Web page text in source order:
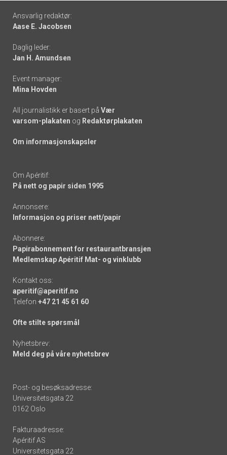
Footer
-
links
Ansvarlig redaktør:
Aase E. Jacobsen
Daglig leder:
Jan H. Amundsen
Event manager:
Mina Hovden
All journalistikk er basert på Vær
varsom-plakaten og Redaktørplakaten
Om informasjonskapsler
Om Apéritif:
På nett og papir siden 1995
Annonsere:
Informasjon og priser nett/papir
Abonnere:
Papirabonnement for restaurantbransjen
Medlemskap Apéritif Mat- og vinklubb
Kontakt oss:
aperitif@aperitif.no
Telefon +47 21 45 61 60
Ofte stilte spørsmål
Nyhetsbrev:
Meld deg på våre nyhetsbrev
Post- og besøksadresse:
Universitetsgata 22
0162 Oslo
Fakturaadresse:
Apéritif AS
Universitetsgata 22